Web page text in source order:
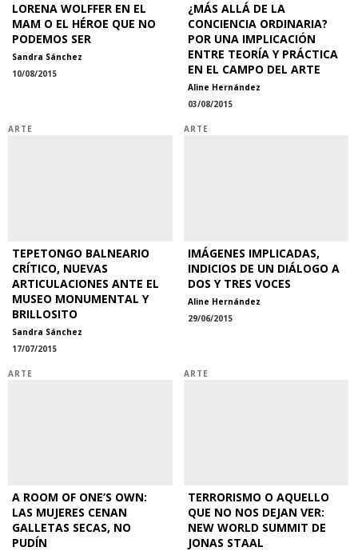
LORENA WOLFFER EN EL
MAM O EL HÉROE QUE NO
PODEMOS SER
Sandra Sánchez
10/08/2015
¿MÁS ALLÁ DE LA
CONCIENCIA ORDINARIA?
POR UNA IMPLICACIÓN
ENTRE TEORÍA Y PRÁCTICA
EN EL CAMPO DEL ARTE
Aline Hernández
03/08/2015
ARTE
TEPETONGO BALNEARIO
CRÍTICO, NUEVAS
ARTICULACIONES ANTE EL
MUSEO MONUMENTAL Y
BRILLOSITO
Sandra Sánchez
17/07/2015
ARTE
IMÁGENES IMPLICADAS,
INDICIOS DE UN DIÁLOGO A
DOS Y TRES VOCES
Aline Hernández
29/06/2015
ARTE
A ROOM OF ONE’S OWN:
LAS MUJERES CENAN
GALLETAS SECAS, NO
PUDÍN
ARTE
TERRORISMO O AQUELLO
QUE NO NOS DEJAN VER:
NEW WORLD SUMMIT DE
JONAS STAAL